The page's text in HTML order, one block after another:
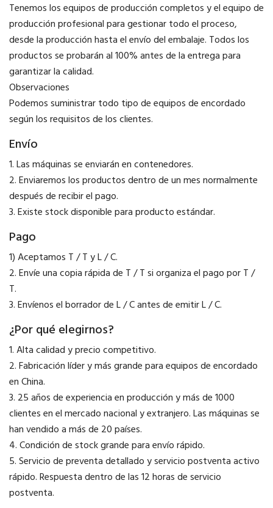
Tenemos los equipos de producción completos y el equipo de
producción profesional para gestionar todo el proceso,
desde la producción hasta el envío del embalaje. Todos los
productos se probarán al 100% antes de la entrega para
garantizar la calidad.
Observaciones
Podemos suministrar todo tipo de equipos de encordado
según los requisitos de los clientes.
Envío
1. Las máquinas se enviarán en contenedores.
2. Enviaremos los productos dentro de un mes normalmente
después de recibir el pago.
3. Existe stock disponible para producto estándar.
Pago
1) Aceptamos T / T y L / C.
2. Envíe una copia rápida de T / T si organiza el pago por T /
T.
3. Envíenos el borrador de L / C antes de emitir L / C.
¿Por qué elegirnos?
1. Alta calidad y precio competitivo.
2. Fabricación líder y más grande para equipos de encordado
en China.
3. 25 años de experiencia en producción y más de 1000
clientes en el mercado nacional y extranjero. Las máquinas se
han vendido a más de 20 países.
4. Condición de stock grande para envío rápido.
5. Servicio de preventa detallado y servicio postventa activo
rápido. Respuesta dentro de las 12 horas de servicio
postventa.